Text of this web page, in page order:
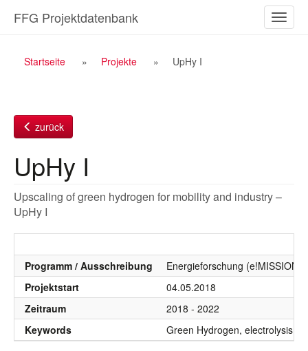
Inhalt
ein-/
FFG Projektdatenbank
Breadcrumb
Startseite Projekte UpHy I
zurück
UpHy I
Upscaling of green hydrogen for mobility and industry –
UpHy I
Programm / Ausschreibung
Energieforschung
Projektstart
04.05.2018
Zeitraum
2018 - 2022
Keywords
Green Hydrogen, electrolysis,